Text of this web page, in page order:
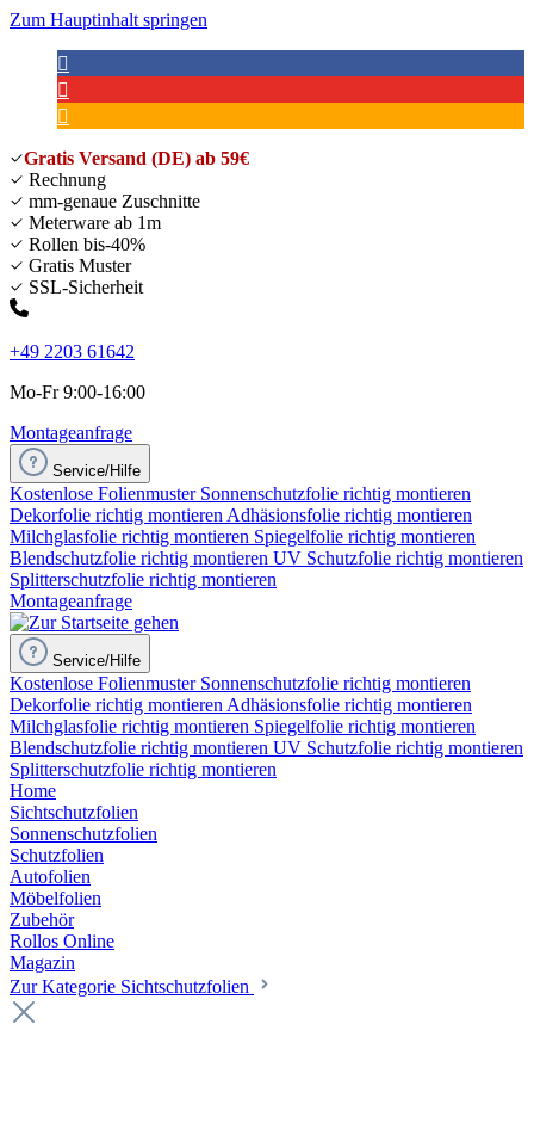
Zum Hauptinhalt springen
Gratis Versand (DE) ab 59€
Rechnung
mm-genaue Zuschnitte
Meterware ab 1m
Rollen bis-40%
Gratis Muster
SSL-Sicherheit
+49 2203 61642
Mo-Fr 9:00-16:00
Montageanfrage
Service/Hilfe
Kostenlose Folienmuster Sonnenschutzfolie richtig montieren
Dekorfolie richtig montieren Adhäsionsfolie richtig montieren
Milchglasfolie richtig montieren Spiegelfolie richtig montieren
Blendschutzfolie richtig montieren UV Schutzfolie richtig montieren
Splitterschutzfolie richtig montieren
Montageanfrage
Service/Hilfe
Kostenlose Folienmuster Sonnenschutzfolie richtig montieren
Dekorfolie richtig montieren Adhäsionsfolie richtig montieren
Milchglasfolie richtig montieren Spiegelfolie richtig montieren
Blendschutzfolie richtig montieren UV Schutzfolie richtig montieren
Splitterschutzfolie richtig montieren
Home
Sichtschutzfolien
Sonnenschutzfolien
Schutzfolien
Autofolien
Möbelfolien
Zubehör
Rollos Online
Magazin
Zur Kategorie Sichtschutzfolien